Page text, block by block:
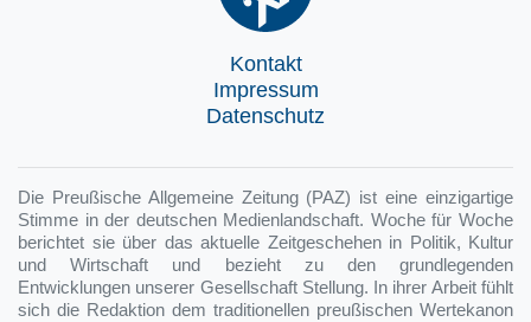
Kontakt
Impressum
Datenschutz
Die Preußische Allgemeine Zeitung (PAZ) ist eine einzigartige
Stimme in der deutschen Medienlandschaft. Woche für Woche
berichtet sie über das aktuelle Zeitgeschehen in Politik, Kultur
und Wirtschaft und bezieht zu den grundlegenden
Entwicklungen unserer Gesellschaft Stellung. In ihrer Arbeit fühlt
sich die Redaktion dem traditionellen preußischen Wertekanon